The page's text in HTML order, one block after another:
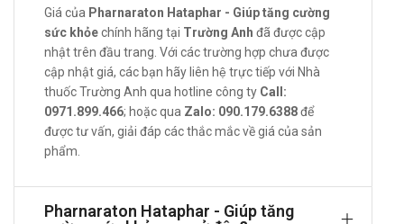
Tác dụng - Chỉ định của Pharnaraton
Cung cấp các vitamin và khoáng chất cho cơ thể, bồi dưỡng
cơ thể, tăng cường sức khỏe.
Dùng để phục hồi sức khoẻ cho người mới ốm dậy, người bị
bệnh mãn tính, bệnh nhân sau phẫu thuật và các trường hợp
mệt mỏi, chán ăn, suy nhược cơ thể do lao động học tập, thể
Giá của Pharnaraton Hataphar - Giúp tăng cường
sức khỏechính hãng tại Trường Anh đã được cập
nhật trên đầu trang. Với các trường hợp chưa được
cập nhật giá, các bạn hãy liên hệ trực tiếp với Nhà
thuốc Trường Anh qua hotline công ty Call:
0971.899.466; hoặc qua Zalo: 090.179.6388để
được tư vấn, giải đáp các thắc mắc về giá của sản
phẩm.
Pharnaraton Hataphar - Giúp tăng